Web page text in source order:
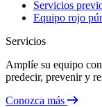
Servicios
Equipo rojo
Servicios
Amplíe su equipo
predecir, prevenir y
Conozca más